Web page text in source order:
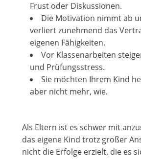
Frust oder Diskussionen.
Die Motivation nimmt ab
verliert zunehmend das
eigenen Fähigkeiten.
Vor Klassenarbeiten
und Prüfungsstress.
Sie möchten Ihrem Kind
aber nicht mehr, wie.
Als Eltern ist es schwer mit
das eigene Kind trotz großer
nicht die Erfolge erzielt, die es